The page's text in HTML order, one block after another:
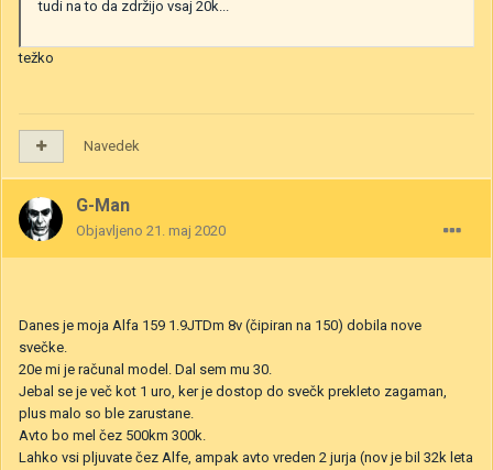
tudi na to da zdržijo vsaj 20k...
težko
Navedek
G-Man
Objavljeno 21. maj 2020
Danes je moja Alfa 159 1.9JTDm 8v (čipiran na 150) dobila nove
svečke.
20e mi je računal model. Dal sem mu 30.
Jebal se je več kot 1 uro, ker je dostop do svečk prekleto zagaman,
plus malo so ble zarustane.
Avto bo mel čez 500km 300k.
Lahko vsi pljuvate čez Alfe, ampak avto vreden 2 jurja (nov je bil 32k leta